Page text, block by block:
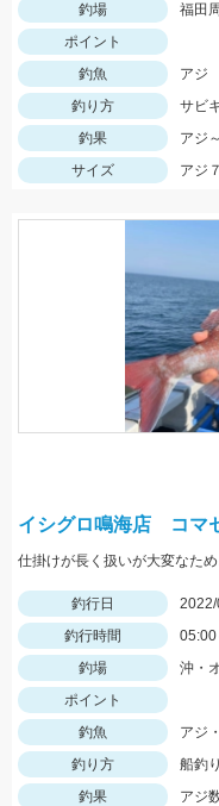
釣場
福田
ポイント
釣魚
アジ
釣り方
サビ
釣果
アジ
サイズ
アジ
イシグロ鳴海店 コマ
釣行日
釣行時間
釣場
沖・
ポイント
釣魚
アジ
釣り方
船釣り
釣果
アジ